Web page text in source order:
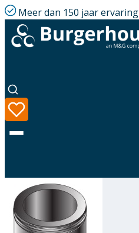
Meer dan 150 jaar ervaring
Taal
Assortiment